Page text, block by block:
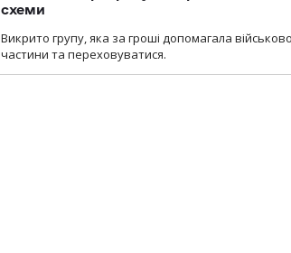
схеми
Викрито групу, яка за гроші допомагала
частини та переховуватися.